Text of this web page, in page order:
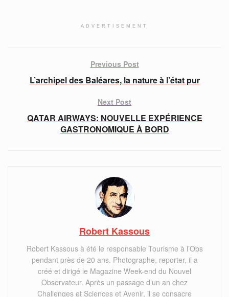
ADVERTISEMENT
Previous Post
L’archipel des Baléares, la nature à l’état pur
Next Post
QATAR AIRWAYS: NOUVELLE EXPÉRIENCE
GASTRONOMIQUE À BORD
Robert Kassous
Robert Kassous à été le responsable Tourisme à l’Obs
pendant près de 20 ans. Photographe, reporter, il a
créé et dirigé le Magazine Week-end du Nouvel
Observateur. Après un passage d’un an chez
Challenges et Sciences et Avenir, il se consacre